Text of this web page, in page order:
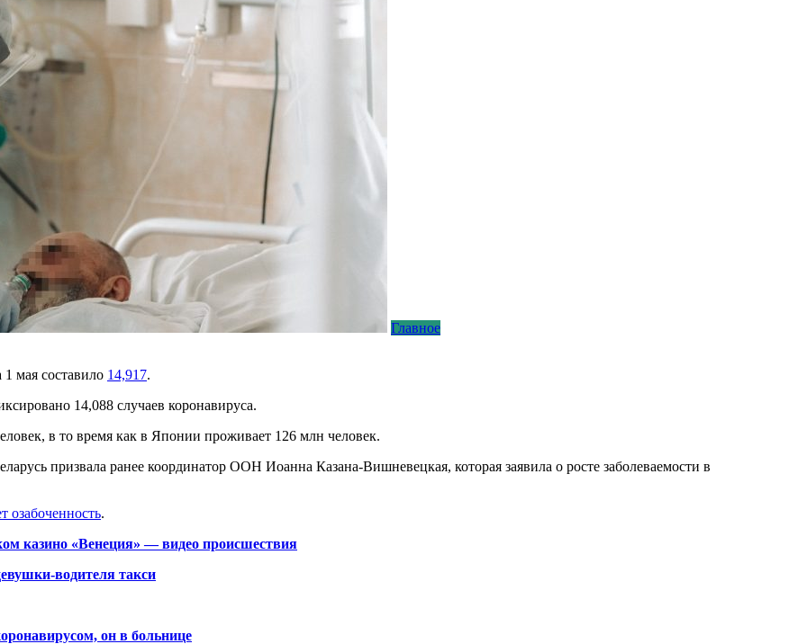
Главное
мая составило 14,917.
14,088 случаев коронавируса.
в то время как в Японии проживает 126 млн человек.
призвала ранее координатор ООН Иоанна Казана-Вишневецкая, которая заявила о росте заболеваемости в
озабоченность.
казино «Венеция» — видео происшествия
водителя такси
он в больнице